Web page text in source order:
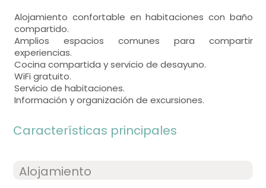
Alojamiento confortable en habitaciones con baño
compartido.
Amplios espacios comunes para compartir
experiencias.
Cocina compartida y servicio de desayuno.
WiFi gratuito.
Servicio de habitaciones.
Información y organización de excursiones.
Características principales
Alojamiento